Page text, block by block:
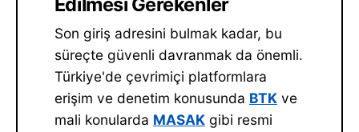
Son giriş adresini bulmak kadar, bu
süreçte güvenli davranmak da önemli.
Türkiye'de çevrimiçi platformlara
erişim ve denetim konusunda BTKve
mali konularda MASAKgibi resmi